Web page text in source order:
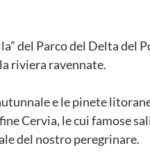
del Parco del Delta del
riviera ravennate.
e le pinete
Cervia, le cui famose
del nostro peregrinare.